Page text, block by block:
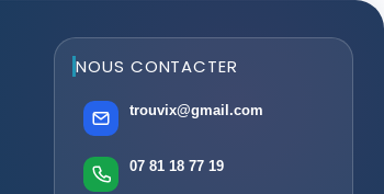
NOUS CONTACTER
trouvix@gmail.com
07 81 18 77 19